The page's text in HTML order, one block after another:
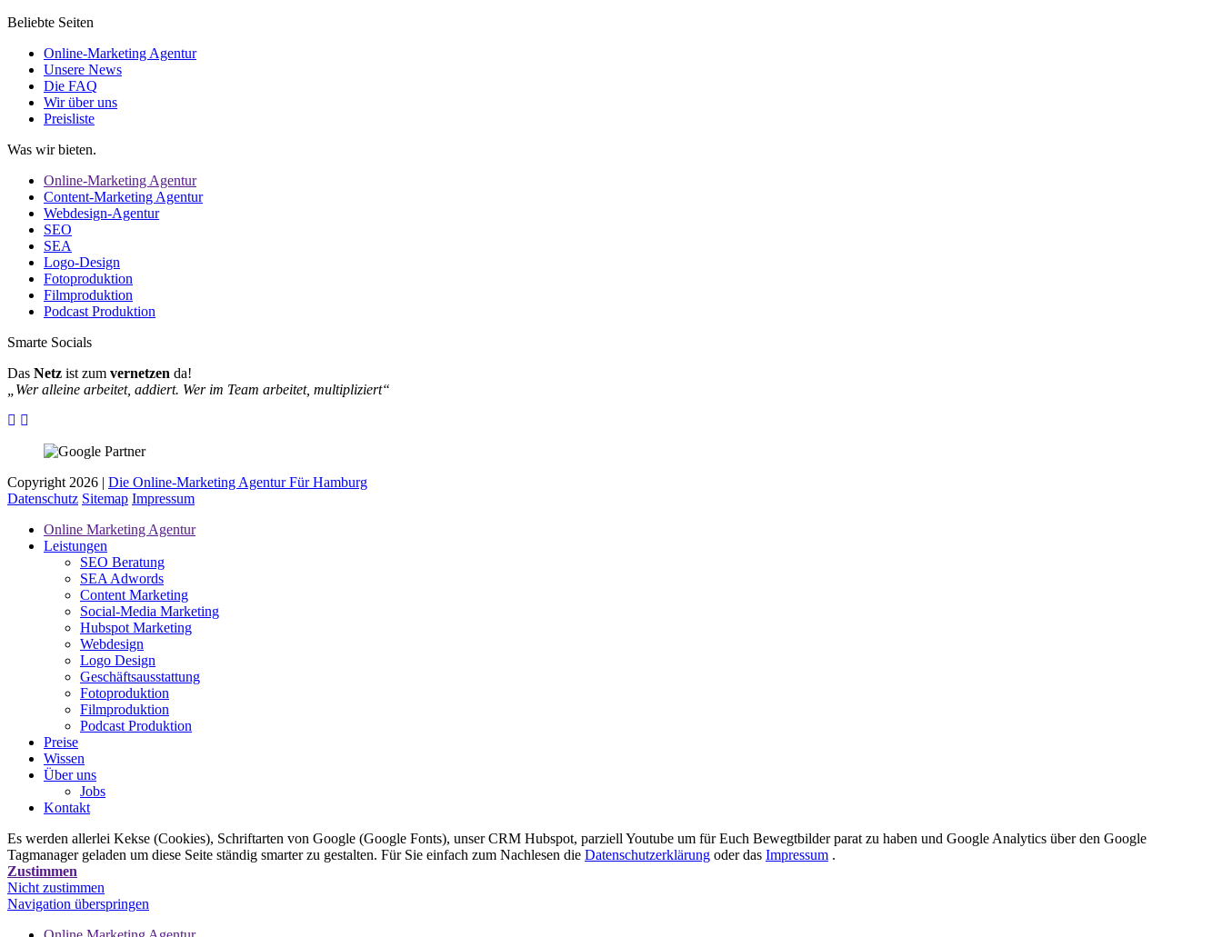
Beliebte Seiten
Online-Marketing Agentur
Unsere News
Die FAQ
Wir über uns
Preisliste
Was wir bieten.
Online-Marketing Agentur
Content-Marketing Agentur
Webdesign-Agentur
SEO
SEA
Logo-Design
Fotoproduktion
Filmproduktion
Podcast Produktion
Smarte Socials
Das Netz ist zum vernetzen da!
„Wer alleine arbeitet, addiert. Wer im Team arbeitet, multipliziert“
Copyright 2026 | Die Online-Marketing Agentur Für Hamburg
Datenschutz Sitemap Impressum
Online Marketing Agentur
Leistungen
SEO Beratung
SEA Adwords
Content Marketing
Social-Media Marketing
Hubspot Marketing
Webdesign
Logo Design
Geschäftsausstattung
Fotoproduktion
Filmproduktion
Podcast Produktion
Preise
Wissen
Über uns
Jobs
Kontakt
Es werden allerlei Kekse (Cookies), Schriftarten von Google (Google Fonts), unser CRM Hubspot, parziell Youtube um für Euch Bewegtbilder parat zu haben und Google Analytics über den Google
Tagmanager geladen um diese Seite ständig smarter zu gestalten. Für Sie einfach zum Nachlesen die Datenschutzerklärung oder das Impressum .
Zustimmen
Nicht zustimmen
Navigation überspringen